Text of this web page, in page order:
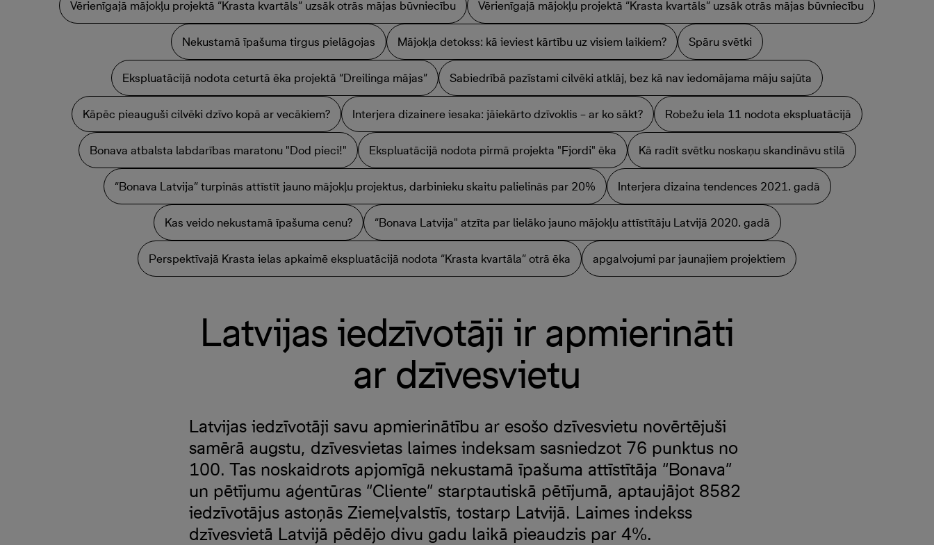
Vērienīgajā mājokļu projektā “Krasta kvartāls” uzsāk otrās mājas būvniecību Vērienīgajā mājokļu projektā “Krasta kvartāls” uzsāk otrās mājas būvniecību
Nekustamā īpašuma tirgus pielāgojas Mājokļa detokss: kā ieviest kārtību uz visiem laikiem? Spāru svētki
Ekspluatācijā nodota ceturtā ēka projektā “Dreilinga mājas” Sabiedrībā pazīstami cilvēki atklāj, bez kā nav iedomājama māju sajūta
Kāpēc pieauguši cilvēki dzīvo kopā ar vecākiem? Interjera dizainere iesaka: jāiekārto dzīvoklis – ar ko sākt? Robežu iela 11 nodota ekspluatācijā
Bonava atbalsta labdarības maratonu "Dod pieci!" Ekspluatācijā nodota pirmā projekta "Fjordi" ēka Kā radīt svētku noskaņu skandināvu stilā
“Bonava Latvija” turpinās attīstīt jauno mājokļu projektus, darbinieku skaitu palielinās par 20% Interjera dizaina tendences 2021. gadā
Kas veido nekustamā īpašuma cenu? “Bonava Latvija" atzīta par lielāko jauno mājokļu attīstītāju Latvijā 2020. gadā
Perspektīvajā Krasta ielas apkaimē ekspluatācijā nodota “Krasta kvartāla” otrā ēka apgalvojumi par jaunajiem projektiem
Latvijas iedzīvotāji ir apmierināti
ar dzīvesvietu
Latvijas iedzīvotāji savu apmierinātību ar esošo dzīvesvietu novērtējuši
samērā augstu, dzīvesvietas laimes indeksam sasniedzot 76 punktus no
100. Tas noskaidrots apjomīgā nekustamā īpašuma attīstītāja “Bonava”
un pētījumu aģentūras “Cliente” starptautiskā pētījumā, aptaujājot 8582
iedzīvotājus astoņās Ziemeļvalstīs, tostarp Latvijā. Laimes indekss
dzīvesvietā Latvijā pēdējo divu gadu laikā pieaudzis par 4%.